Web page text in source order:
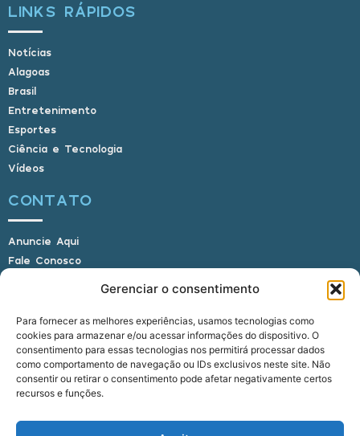
Gerenciar o consentimento
Para fornecer as melhores experiências, usamos tecnologias como
cookies para armazenar e/ou acessar informações do dispositivo. O
consentimento para essas tecnologias nos permitirá processar dados
como comportamento de navegação ou IDs exclusivos neste site. Não
consentir ou retirar o consentimento pode afetar negativamente certos
recursos e funções.
LINKS RÁPIDOS
Notícias
Alagoas
Brasil
Entretenimento
Esportes
Ciência e Tecnologia
Vídeos
CONTATO
Anuncie Aqui
Fale Conosco
E-mail: alagoasbrasilnoticias@gmail.com
Telefone: (82) 9 9691-0391 (Whatsapp)
Responsável Técnico: Crysthyan Carlos
Rua do Sau - Centro - Anadia - AL - CEP: